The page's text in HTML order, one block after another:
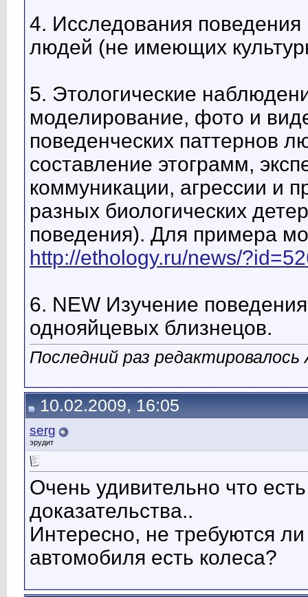
4. Исследования
людей (не имеющих
5. Этологические
моделирование, фото и
поведенческих паттернов
составление этограмм,
коммуникации, агрессии и
разных биологических
поведения). Для примера
http://ethology.ru/news/
6. NEW Изучение
однояйцевых близнецов.
Последний раз
10.02.2009, 16:05
serg
эрудит
Очень удивительно что
доказательства..
Интересно, не требуются
автомобиля есть колеса?